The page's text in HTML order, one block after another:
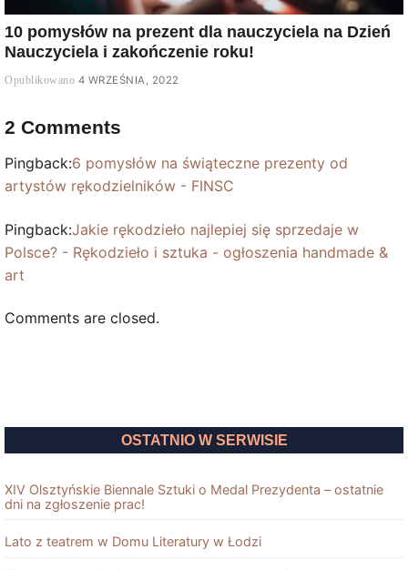
10 pomysłów na prezent dla nauczyciela na Dzień
Nauczyciela i zakończenie roku!
4 WRZEŚNIA, 2022
2 Comments
Pingback:6 pomysłów na świąteczne prezenty od
artystów rękodzielników - FINSC
Pingback:Jakie rękodzieło najlepiej się sprzedaje w
Polsce? - Rękodzieło i sztuka - ogłoszenia handmade &
art
Comments are closed.
OSTATNIO W SERWISIE
XIV Olsztyńskie Biennale Sztuki o Medal Prezydenta – ostatnie
dni na zgłoszenie prac!
Lato z teatrem w Domu Literatury w Łodzi